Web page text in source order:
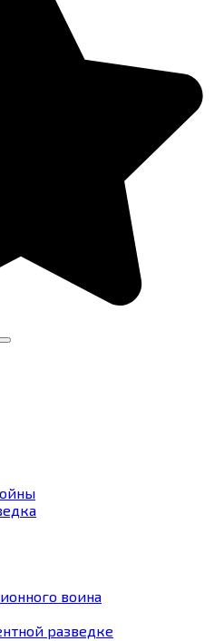
воина
разведке